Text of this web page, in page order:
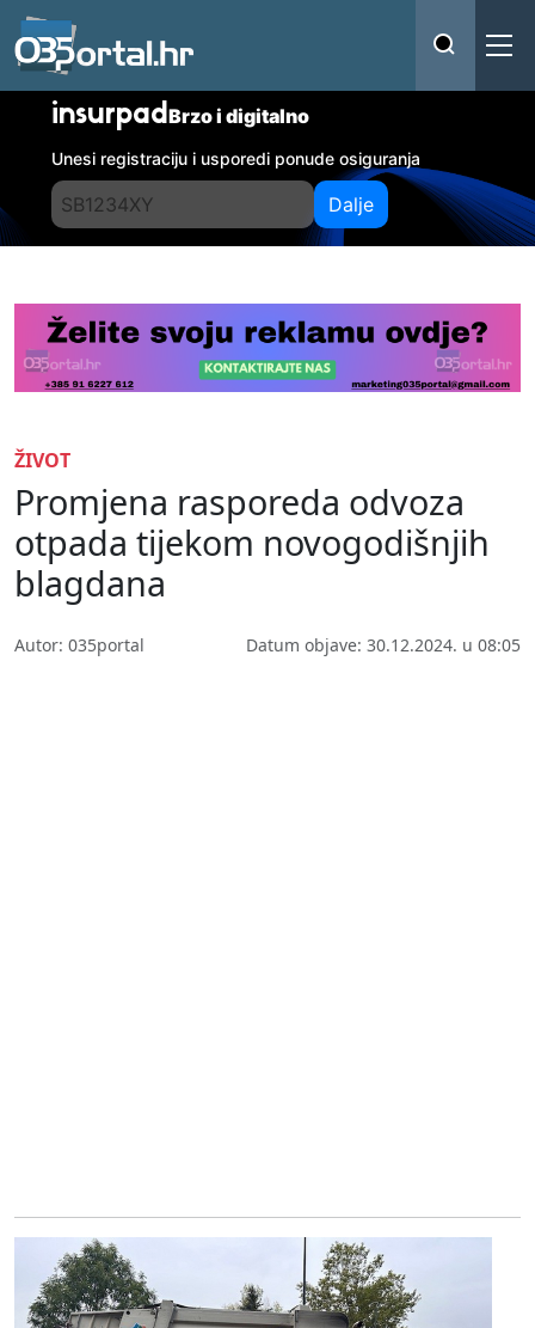
insurpadBrzo i digitalno
Unesi registraciju i usporedi ponude osiguranja
Dalje
ŽIVOT
Promjena rasporeda odvoza
otpada tijekom novogodišnjih
blagdana
Autor: 035portal Datum objave: 30.12.2024. u 08:05